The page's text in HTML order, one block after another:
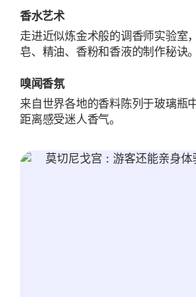
香水艺术
走进近似炼金术般的调香师实验室
皂、精油、香粉和香液的制作秘诀。
嗅闻香氛
来自世界各地的香料陈列于玻璃瓶
距离感受迷人香气。